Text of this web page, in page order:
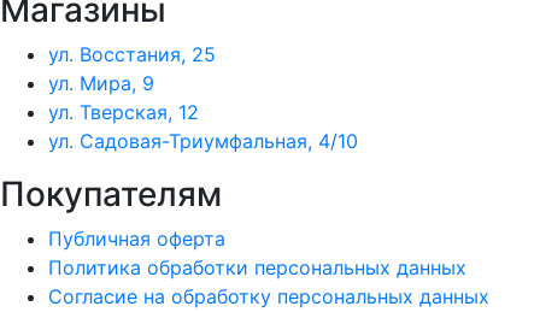
Магазины
ул. Восстания, 25
ул. Мира, 9
ул. Тверская, 12
ул. Садовая-Триумфальная, 4/10
Покупателям
Публичная оферта
Политика обработки персональных данных
Согласие на обработку персональных данных